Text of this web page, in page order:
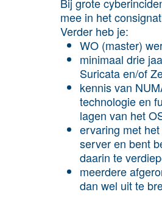
mee in het
Verder heb je:
WO (master)
minimaal drie
Suricata en/of
kennis van
technologie en
lagen van het
ervaring met
server en bent
daarin te
meerdere
dan wel uit te